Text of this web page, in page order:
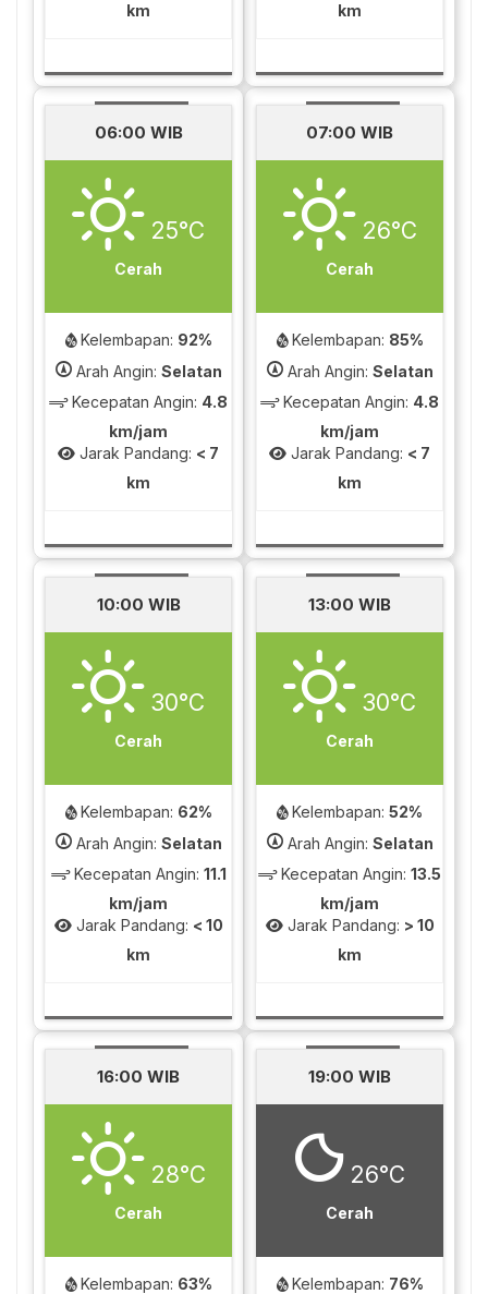
km km
06:00 WIB
25°C
Cerah
Kelembapan: 92%
Arah Angin: Selatan
Kecepatan Angin: 4.8
km/jam
Jarak Pandang: < 7
km
07:00 WIB
26°C
Cerah
Kelembapan: 85%
Arah Angin: Selatan
Kecepatan Angin: 4.8
km/jam
Jarak Pandang: < 7
km
10:00 WIB
30°C
Cerah
Kelembapan: 62%
Arah Angin: Selatan
Kecepatan Angin: 11.1
km/jam
Jarak Pandang: < 10
km
13:00 WIB
30°C
Cerah
Kelembapan: 52%
Arah Angin: Selatan
Kecepatan Angin: 13.5
km/jam
Jarak Pandang: > 10
km
16:00 WIB
28°C
Cerah
Kelembapan: 63%
19:00 WIB
26°C
Cerah
Kelembapan: 76%